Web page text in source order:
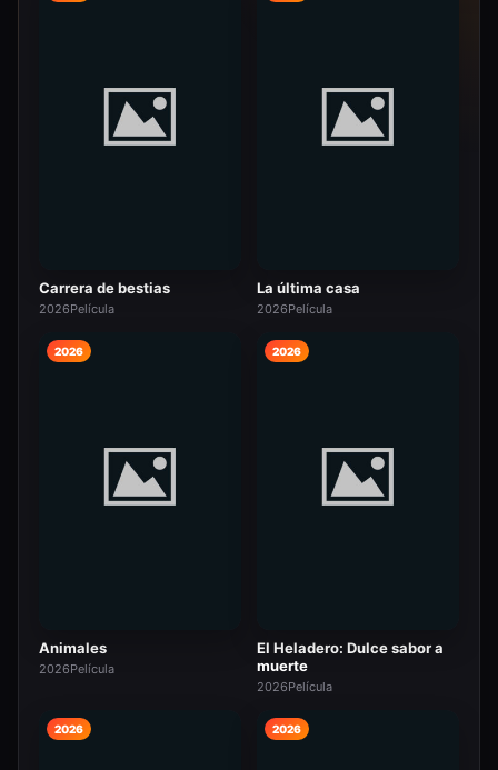
Carrera de bestias
2026Película
La última casa
2026Película
2026
Animales
2026Película
2026
El Heladero: Dulce sabor a
muerte
2026Película
2026 2026